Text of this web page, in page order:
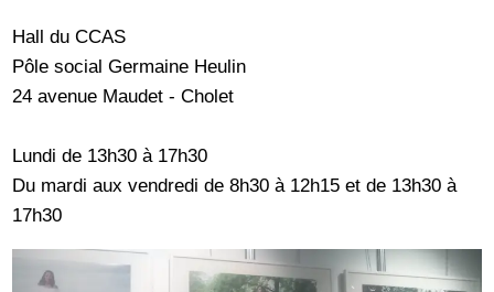
Hall du CCAS
Pôle social Germaine Heulin
24 avenue Maudet - Cholet
Lundi de 13h30 à 17h30
Du mardi aux vendredi de 8h30 à 12h15 et de 13h30 à
17h30